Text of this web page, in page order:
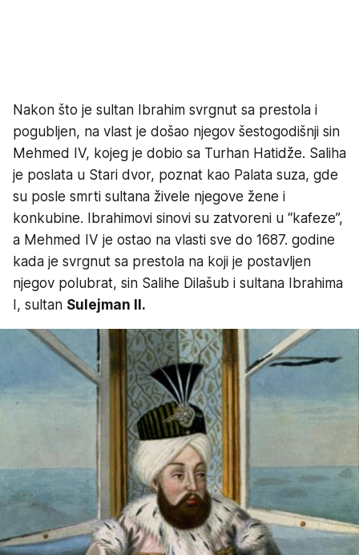
Nakon što je sultan Ibrahim svrgnut sa prestola i
pogubljen, na vlast je došao njegov šestogodišnji sin
Mehmed IV, kojeg je dobio sa Turhan Hatidže. Saliha
je poslata u Stari dvor, poznat kao Palata suza, gde
su posle smrti sultana živele njegove žene i
konkubine. Ibrahimovi sinovi su zatvoreni u “kafeze”,
a Mehmed IV je ostao na vlasti sve do 1687. godine
kada je svrgnut sa prestola na koji je postavljen
njegov polubrat, sin Salihe Dilašub i sultana Ibrahima
I, sultan Sulejman II.